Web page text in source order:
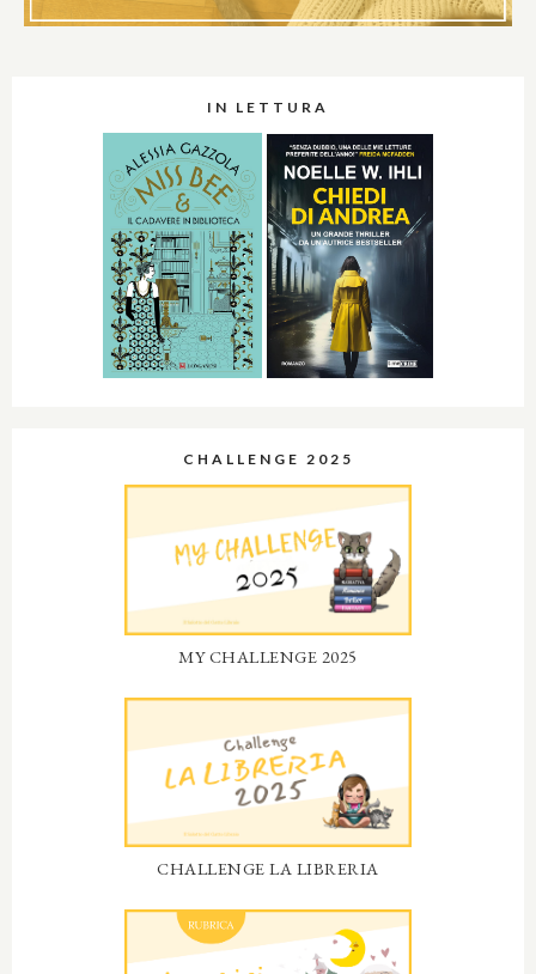
IN LETTURA
CHALLENGE 2025
MY CHALLENGE 2025
CHALLENGE LA LIBRERIA